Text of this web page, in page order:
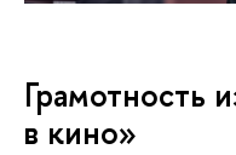
Грамотность
в кино»